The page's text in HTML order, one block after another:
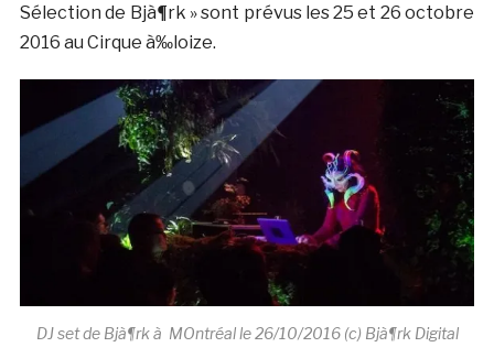
Sélection de Bjà¶rk » sont prévus les 25 et 26 octobre
2016 au Cirque à‰loize.
DJ set de Bjà¶rk à MOntréal le 26/10/2016 (c) Bjà¶rk Digital